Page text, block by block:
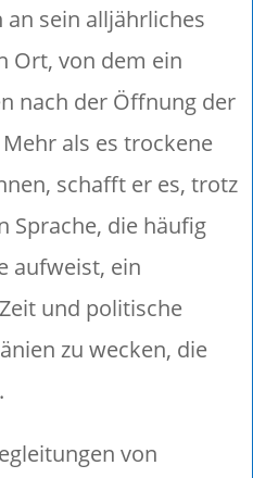
sein alljährliches
Ort, von dem ein
nach der Öffnung der
als es trockene
schafft er es, trotz
Sprache, die häufig
aufweist, ein
und politische
zu wecken, die
von